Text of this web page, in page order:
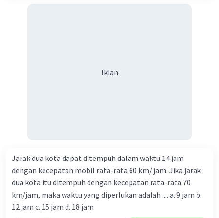
Iklan
Jarak dua kota dapat ditempuh dalam waktu 14 jam
dengan kecepatan mobil rata-rata 60 km/ jam. Jika jarak
dua kota itu ditempuh dengan kecepatan rata-rata 70
km/jam, maka waktu yang diperlukan adalah .... a. 9 jam b.
12 jam c. 15 jam d. 18 jam